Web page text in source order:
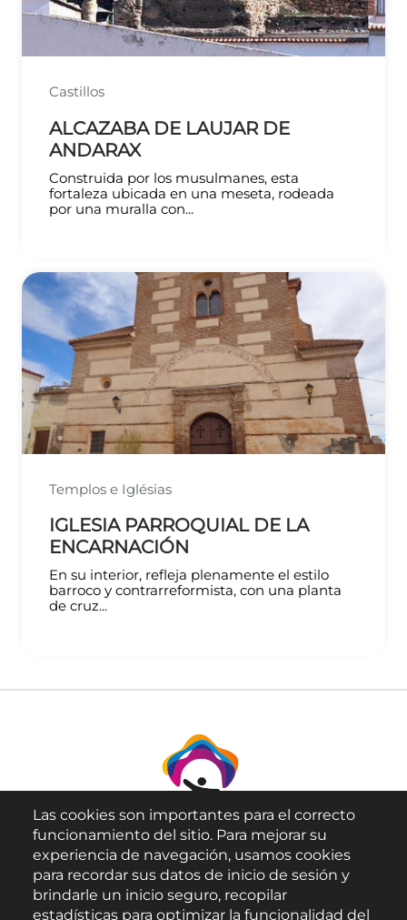
Castillos
ALCAZABA DE LAUJAR DE
ANDARAX
Construida por los musulmanes, esta
fortaleza ubicada en una meseta, rodeada
por una muralla con...
Templos e Iglésias
IGLESIA PARROQUIAL DE LA
ENCARNACIÓN
En su interior, refleja plenamente el estilo
barroco y contrarreformista, con una planta
de cruz...
Aviso Legal
Las cookies son importantes para el correcto
funcionamiento del sitio. Para mejorar su
experiencia de navegación, usamos cookies
para recordar sus datos de inicio de sesión y
brindarle un inicio seguro, recopilar
estadísticas para optimizar la funcionalidad del